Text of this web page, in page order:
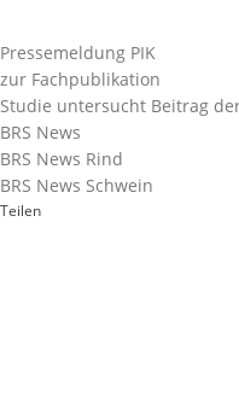
Pressemeldung PIK
zur Fachpublikation
Studie untersucht Beitrag
BRS News
BRS News Rind
BRS News Schwein
Teilen